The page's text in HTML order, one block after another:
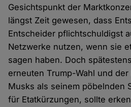
Gesichtspunkt der
längst Zeit gewesen, dass
Entscheider pflichtschuldigst
Netzwerke nutzen, wenn sie
sagen haben. Doch
erneuten Trump-Wahl und
Musks als seinem pöbelnden
für Etatkürzungen, sollte